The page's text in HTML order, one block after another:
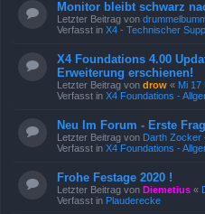
Monitor bleibt schwarz
Letzter Beitrag von
Verfasst in X4 - Technischer
X4 Foundations 4.00
Erweiterung erschienen!
Letzter Beitrag von drow « Mi 17
Verfasst in X4 Foundations -
Neu Im Forum - Erste
Letzter Beitrag von Darth Zocker
Verfasst in X4 Foundations -
Frohe Festage 2020 !
Letzter Beitrag von Diemetius «
Verfasst in Plauderecke